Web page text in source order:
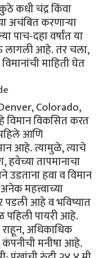
कधी चंद्र किंवा
अचंबित करणार्‍या
पाच-दहा वर्षांत या
लागली आहे. तर चला,
विमानांची माहिती घेत
Colorado,
विमान विकसित करत
आणि
आहे. त्यामुळे, त्याचे
तापमानाचा
उडताना हवा व विमान
महत्त्वाच्या
पडली आहे व भविष्यात
पहिली पायरी आहे.
राहून, अधिकाधिक
कंपनीची मनीषा आहे.